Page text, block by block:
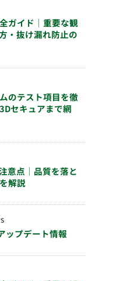
ガイド｜重要な観
・抜け漏れ防止の
のテスト項目を徹
セキュアまで網
意点｜品質を落と
解説
ップデート情報